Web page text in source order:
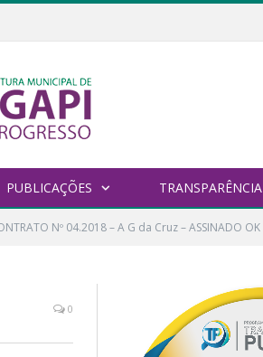
PUBLICAÇÕES TRANSPARÊNCIA
Nº 04.2018 – A G da Cruz – ASSINADO OK
0